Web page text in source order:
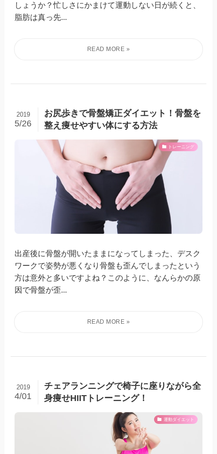
しょうか？忙しさにかまけて運動しない日が続くと、
脂肪は真っ先...
お尻歩きで骨盤矯正ダイエット！骨盤を
整え痩せやすい体にする方法
2019
5/26
トレーニング
出産後に骨盤が開いたままになってしまった、デスク
ワークで姿勢が悪くなり骨盤も歪んでしまったという
方は意外と多いですよね？このように、なんらかの原
因で骨盤が歪...
チェアランニングで椅子に座りながら全
身痩せHIITトレーニング！
2019
4/01
運動ダイエット